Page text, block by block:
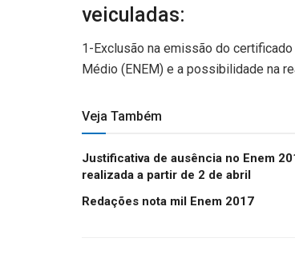
veiculadas:
1-Exclusão na emissão do
Médio (ENEM) e a possibilidade na
Veja Também
Justificativa de ausência no Enem
realizada a partir de 2 de abril
Redações nota mil Enem 2017